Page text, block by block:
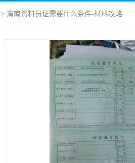
> 渭南资料员证需要什么条件-材料攻略